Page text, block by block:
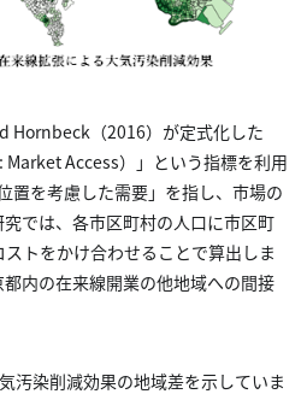
Hornbeck（2016）が定式化した
Market Access）」という指標を利用
置を考慮した需要」を指し、市場の
では、各市区町村の人口に市区町
トをかけ合わせることで算出しま
内の在来線開業の他地域への間接
汚染削減効果の地域差を示していま